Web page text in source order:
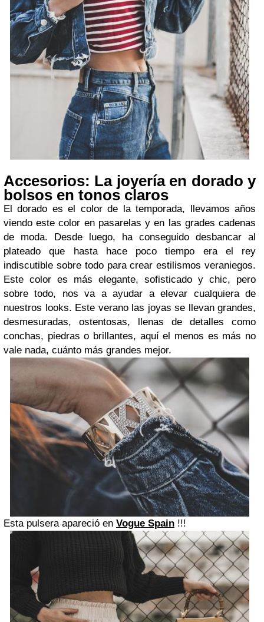
Accesorios: La joyería en dorado y
bolsos en tonos claros
El dorado es el color de la temporada, llevamos años
viendo este color en pasarelas y en las grades cadenas
de moda. Desde luego, ha conseguido desbancar al
plateado que hasta hace poco tiempo era el rey
indiscutible sobre todo para crear estilismos veraniegos.
Este color es más elegante, sofisticado y chic, pero
sobre todo, nos va a ayudar a elevar cualquiera de
nuestros looks. Este verano las joyas se llevan grandes,
desmesuradas, ostentosas, llenas de detalles como
conchas, piedras o brillantes, aquí el menos es más no
vale nada, cuánto más grandes mejor.
Esta pulsera apareció en Vogue Spain !!!